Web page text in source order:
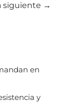
siguiente →
en
y